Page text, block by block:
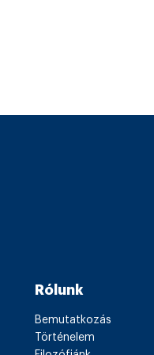
Rólunk
Bemutatkozás
Történelem